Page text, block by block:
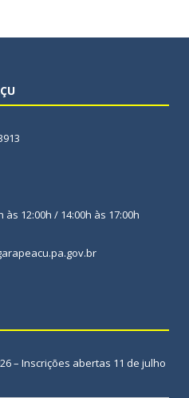
12:00h / 14:00h às 17:00h
– Inscrições abertas 11 de julho